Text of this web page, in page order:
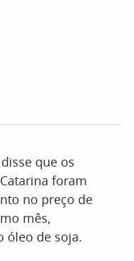
que os
foram
no preço de
mês,
óleo de soja.